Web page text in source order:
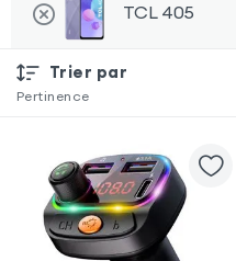
TCL 405
Trier par
Pertinence